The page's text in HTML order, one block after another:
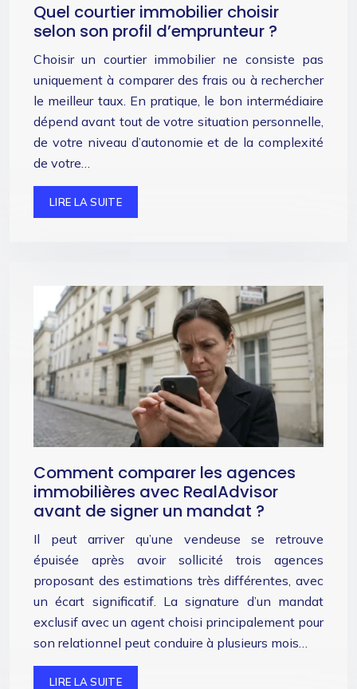
Quel courtier immobilier choisir
selon son profil d’emprunteur ?
Choisir un courtier immobilier ne consiste pas
uniquement à comparer des frais ou à rechercher
le meilleur taux. En pratique, le bon intermédiaire
dépend avant tout de votre situation personnelle,
de votre niveau d’autonomie et de la complexité
de votre…
LIRE LA SUITE
Comment comparer les agences
immobilières avec RealAdvisor
avant de signer un mandat ?
Il peut arriver qu’une vendeuse se retrouve
épuisée après avoir sollicité trois agences
proposant des estimations très différentes, avec
un écart significatif. La signature d’un mandat
exclusif avec un agent choisi principalement pour
son relationnel peut conduire à plusieurs mois…
LIRE LA SUITE